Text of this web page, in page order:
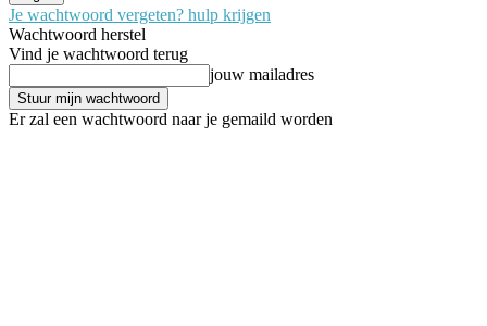
Je wachtwoord vergeten? hulp krijgen
Wachtwoord herstel
Vind je wachtwoord terug
jouw mailadres
Er zal een wachtwoord naar je gemaild worden